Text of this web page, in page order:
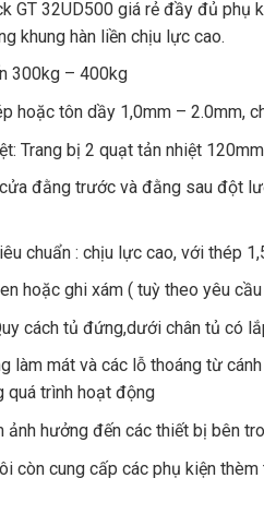
GT 32UD500 giá rẻ đầy đủ
khung hàn liền chịu lực cao.
300kg – 400kg
hoặc tôn dầy 1,0mm – 2.0mm,
Trang bị 2 quạt tản nhiệt
đằng trước và đằng sau đột
chuẩn : chịu lực cao, với thép
hoặc ghi xám ( tuỳ theo yêu
cách tủ đứng,dưới chân tủ có
làm mát và các lỗ thoáng từ
quá trình hoạt động
ảnh hưởng đến các thiết bị bên
còn cung cấp các phụ kiện